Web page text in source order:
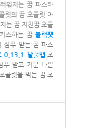
워지는 꿈 파스타
릿의 꿈 초콜릿 아
는 꿈 지친꿈 초콜
스하는 꿈 블럭펫
샴푸 받는 꿈 파스
0.13.1 탈출맵 초
푸 받고 기분 나쁜
콜릿을 먹는 꿈 초